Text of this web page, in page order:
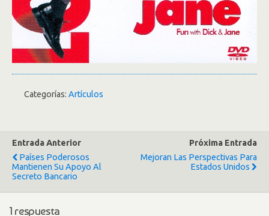
Categorías: Artículos
Entrada Anterior
Países Poderosos
Mantienen Su Apoyo Al
Secreto Bancario
Próxima Entrada
Mejoran Las Perspectivas Para
Estados Unidos
1 respuesta